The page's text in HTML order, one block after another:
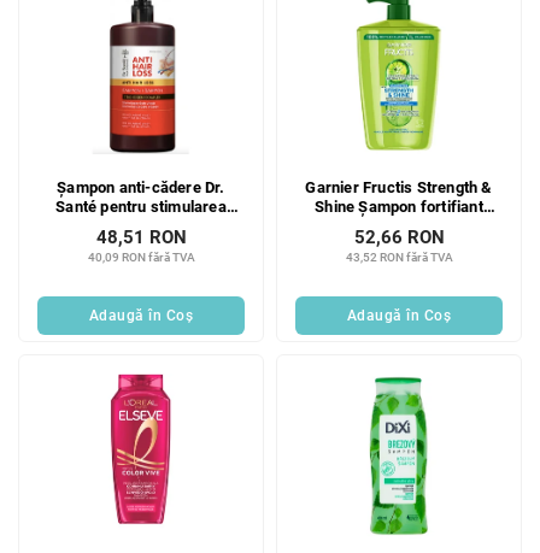
Șampon anti-cădere Dr.
Santé pentru stimularea
creșterii părului 1000 ml
40,09 RON fără TVA
48,51 RON
Adaugă în Coş
Garnier Fructis Strength &
Shine Șampon fortifiant
pentru întărirea și
strălucirea părului 1000 ml
43,52 RON fără TVA
52,66 RON
Adaugă în Coş